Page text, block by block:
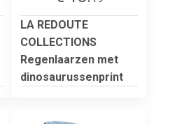
LA REDOUTE
COLLECTIONS
Regenlaarzen met
dinosaurussenprint